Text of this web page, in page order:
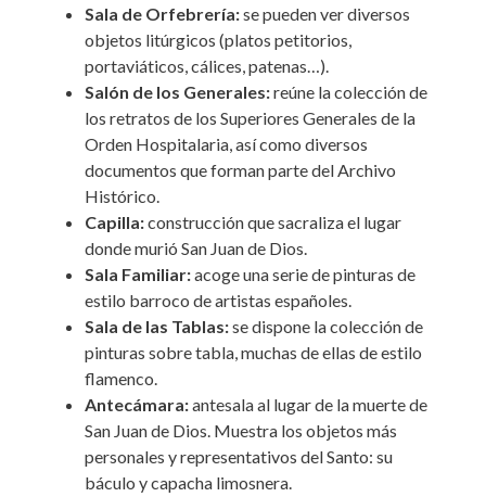
Sala de Orfebrería:se pueden ver diversos
objetos litúrgicos (platos petitorios,
portaviáticos, cálices, patenas…).
Salón de los Generales:reúne la colección de
los retratos de los Superiores Generales de la
Orden Hospitalaria, así como diversos
documentos que forman parte del Archivo
Histórico.
Capilla:construcción que sacraliza el lugar
donde murió San Juan de Dios.
Sala Familiar:acoge una serie de pinturas de
estilo barroco de artistas españoles.
Sala de las Tablas:se dispone la colección de
pinturas sobre tabla, muchas de ellas de estilo
flamenco.
Antecámara:antesala al lugar de la muerte de
San Juan de Dios. Muestra los objetos más
personales y representativos del Santo: su
báculo y capacha limosnera.